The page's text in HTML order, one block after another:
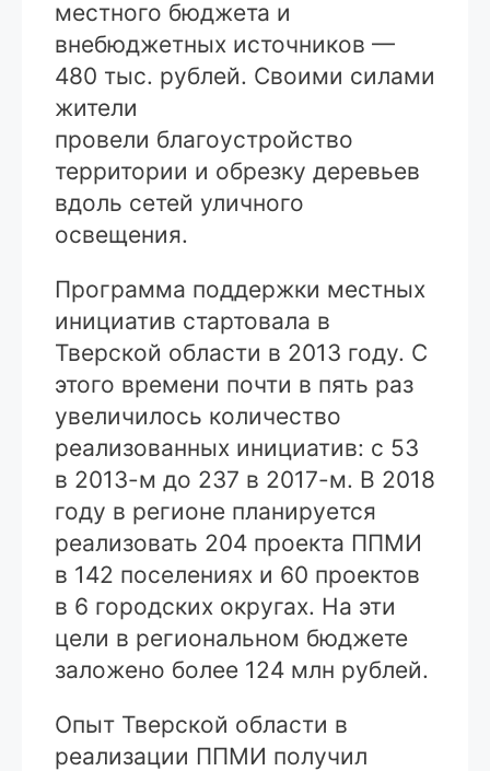
местного бюджета и
внебюджетных источников —
480 тыс. рублей. Своими силами
жители
провели благоустройство
территории и обрезку деревьев
вдоль сетей уличного
освещения.
Программа поддержки местных
инициатив стартовала в
Тверской области в 2013 году. С
этого времени почти в пять раз
увеличилось количество
реализованных инициатив: с 53
в 2013-м до 237 в 2017-м. В 2018
году в регионе планируется
реализовать 204 проекта ППМИ
в 142 поселениях и 60 проектов
в 6 городских округах. На эти
цели в региональном бюджете
заложено более 124 млн рублей.
Опыт Тверской области в
реализации ППМИ получил